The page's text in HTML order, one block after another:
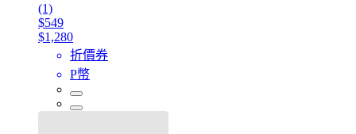
(1)
$549
$1,280
折價券
P幣